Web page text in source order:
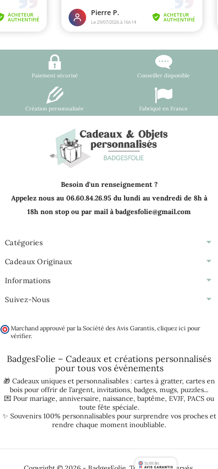
Paiement sécurisé Conseiller disponible
Création personnalisée Fabriqué en France
Besoin d'un renseignement ?
Appelez nous au 06.60.84.26.95 du lundi au vendredi de 8h à
18h non stop ou par mail à badgesfolie@gmail.com
Catégories
Cadeaux Originaux
Informations
Suivez-Nous
Marchand approuvé par la Société des Avis Garantis,cliquez ici pour
vérifier.
BadgesFolie – Cadeaux et créations personnalisés
pour tous vos événements
🎁 Cadeaux uniques et personnalisables : cartes à gratter, cartes en
bois pour offrir de l’argent, invitations, badges, mugs, puzzles...
💌 Pour mariage, anniversaire, naissance, baptême, EVJF, PACSou
toute fête spéciale.
✨ Souvenirs 100% personnalisables pour surprendre vos proches et
rendre chaque moment inoubliable.